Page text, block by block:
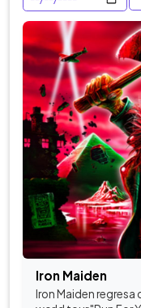
Iron Maiden
Iron Maiden regresa